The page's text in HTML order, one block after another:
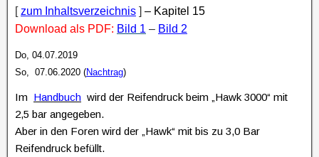
[zum Inhaltsverzeichnis ] – Kapitel 15
Download als PDF: Bild 1 – Bild 2
Do, 04.07.2019
So, 07.06.2020 (Nachtrag)
Im Handbuch wird der Reifendruck beim „Hawk 3000“ mit
2,5 bar angegeben.
Aber in den Foren wird der „Hawk“ mit bis zu 3,0 Bar
Reifendruck befüllt.